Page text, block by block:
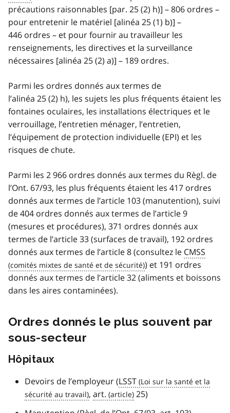
précautions raisonnables [par. 25 (2) h)] – 806 ordres –
pour entretenir le matériel [alinéa 25 (1) b)] –
446 ordres – et pour fournir au travailleur les
renseignements, les directives et la surveillance
nécessaires [alinéa 25 (2) a)] – 189 ordres.
Parmi les ordres donnés aux termes de
l’alinéa 25 (2) h), les sujets les plus fréquents étaient les
fontaines oculaires, les installations électriques et le
verrouillage, l’entretien ménager, l’entretien,
l’équipement de protection individuelle (EPI) et les
risques de chute.
Parmi les 2 966 ordres donnés aux termes du Règl. de
l’Ont. 67/93, les plus fréquents étaient les 417 ordres
donnés aux termes de l’article 103 (manutention), suivi
de 404 ordres donnés aux termes de l’article 9
(mesures et procédures), 371 ordres donnés aux
termes de l’article 33 (surfaces de travail), 192 ordres
donnés aux termes de l’article 8 (consultez le CMSS
) et 191 ordres
donnés aux termes de l’article 32 (aliments et boissons
dans les aires contaminées).
Ordres donnés le plus souvent par
sous-secteur
Hôpitaux
Devoirs de l’employeur (LSST
, art.
25)